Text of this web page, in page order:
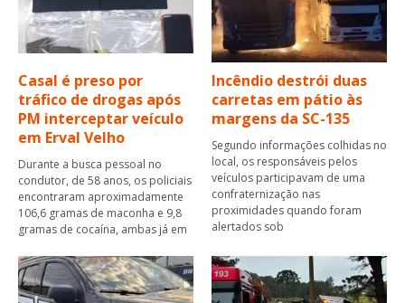
Casal é preso por
tráfico de drogas após
PM interceptar veículo
em Erval Velho
Durante a busca pessoal no
condutor, de 58 anos, os policiais
encontraram aproximadamente
106,6 gramas de maconha e 9,8
gramas de cocaína, ambas já em
Incêndio destrói duas
carretas em pátio às
margens da SC-135
Segundo informações colhidas no
local, os responsáveis pelos
veículos participavam de uma
confraternização nas
proximidades quando foram
alertados sob